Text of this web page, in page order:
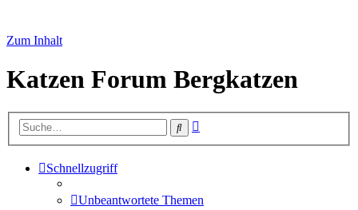
Zum Inhalt
Katzen Forum Bergkatzen
Suche
Schnellzugriff
Unbeantwortete Themen